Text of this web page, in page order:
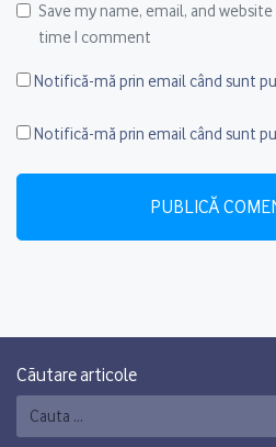
Save my name, email, and
time I comment
Notifică-mă prin email când sunt
Notifică-mă prin email când sunt
Căutare articole
Caută